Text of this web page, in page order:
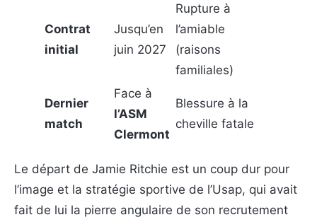
Contrat
initial
Jusqu’en
juin 2027
Rupture à
l’amiable
(raisons
familiales)
Dernier
match
Face à
l’ASM
Clermont
Blessure à la
cheville fatale
Le départ de Jamie Ritchie est un coup dur pour
l’image et la stratégie sportive de l’Usap, qui avait
fait de lui la pierre angulaire de son recrutement